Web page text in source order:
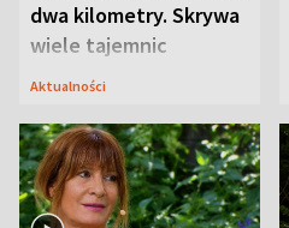
dwa kilometry. Skrywa
wiele tajemnic
Aktualności